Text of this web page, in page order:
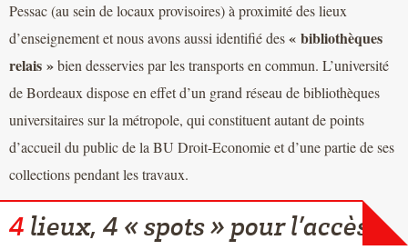
Pessac (au sein de locaux provisoires) à proximité des lieux
d’enseignement et nous avons aussi identifié des« bibliothèques
relais »bien desservies par les transports en commun. L’université
de Bordeaux dispose en effet d’un grand réseau de bibliothèques
universitaires sur la métropole, qui constituent autant de points
d’accueil du public de la BU Droit-Economie et d’une partie de ses
collections pendant les travaux.
4 lieux, 4 « spots » pour l’accès